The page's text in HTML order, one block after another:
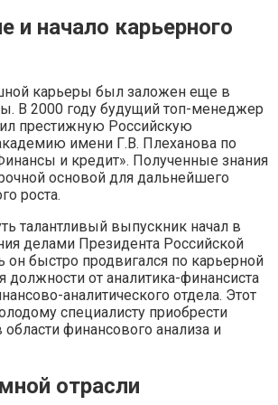
и начало карьерного
карьеры был заложен еще в
В 2000 году будущий топ-менеджер
престижную Российскую
имени Г.В. Плеханова по
и кредит». Полученные знания
основой для дальнейшего
роста.
талантливый выпускник начал в
делами Президента Российской
он быстро продвигался по карьерной
должности от аналитика-финансиста
аналитического отдела. Этот
специалисту приобрести
финансового анализа и
отрасли